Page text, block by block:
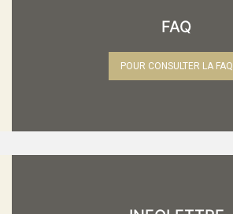
FAQ
POUR CONSULTER LA FAQ